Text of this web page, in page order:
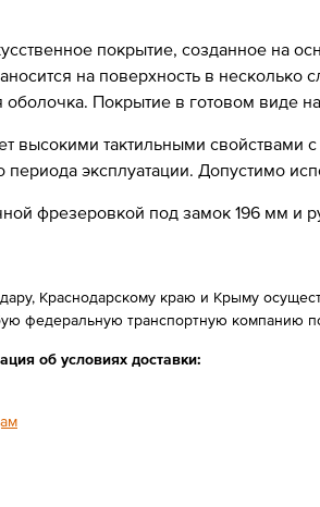
покрытие, созданное на
на поверхность в
оболочка. Покрытие в готовом виде
высокими тактильными свойствами
периода эксплуатации. Допустимо
фрезеровкой под замок 196 мм и
Краснодарскому краю и Крыму
федеральную транспортную компанию
об условиях доставки: